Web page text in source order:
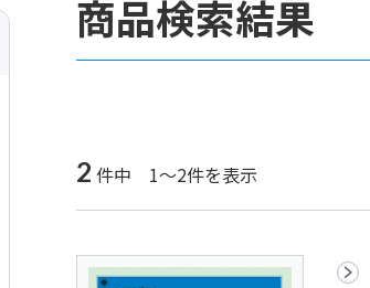
商品検索結果
2 件中 1～2件を表示